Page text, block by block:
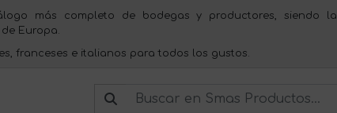
más completo de bodegas y productores, siendo la
Europa.
franceses e italianos para todos los gustos.